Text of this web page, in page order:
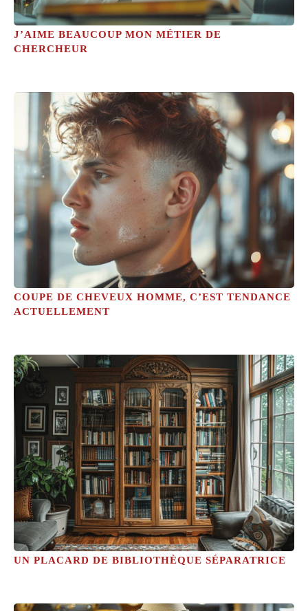
J’AIME BEAUCOUP MON MÉTIER DE
CHERCHEUR
COUPE DE CHEVEUX HOMME, C’EST TENDANCE
ACTUELLEMENT
UN PLACARD DE BIBLIOTHÈQUE SÉPARATRICE